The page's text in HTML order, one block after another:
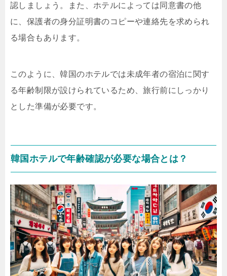
認しましょう。また、ホテルによっては同意書の他
に、保護者の身分証明書のコピーや連絡先を求められ
る場合もあります。
このように、韓国のホテルでは未成年者の宿泊に関す
る年齢制限が設けられているため、旅行前にしっかり
とした準備が必要です。
韓国ホテルで年齢確認が必要な場合とは？